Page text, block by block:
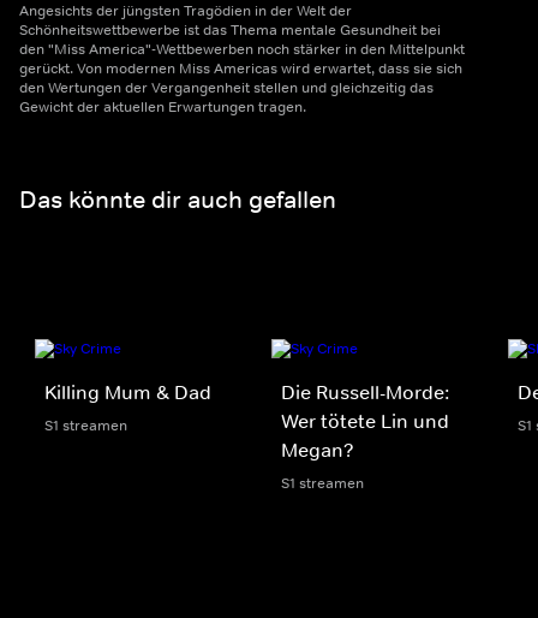
Angesichts der jüngsten Tragödien in der Welt der
Schönheitswettbewerbe ist das Thema mentale Gesundheit bei
den "Miss America"-Wettbewerben noch stärker in den Mittelpunkt
gerückt. Von modernen Miss Americas wird erwartet, dass sie sich
den Wertungen der Vergangenheit stellen und gleichzeitig das
Gewicht der aktuellen Erwartungen tragen.
Das könnte dir auch gefallen
Killing Mum & Dad
S1 streamen
Die Russell-Morde:
Wer tötete Lin und
Megan?
S1 streamen